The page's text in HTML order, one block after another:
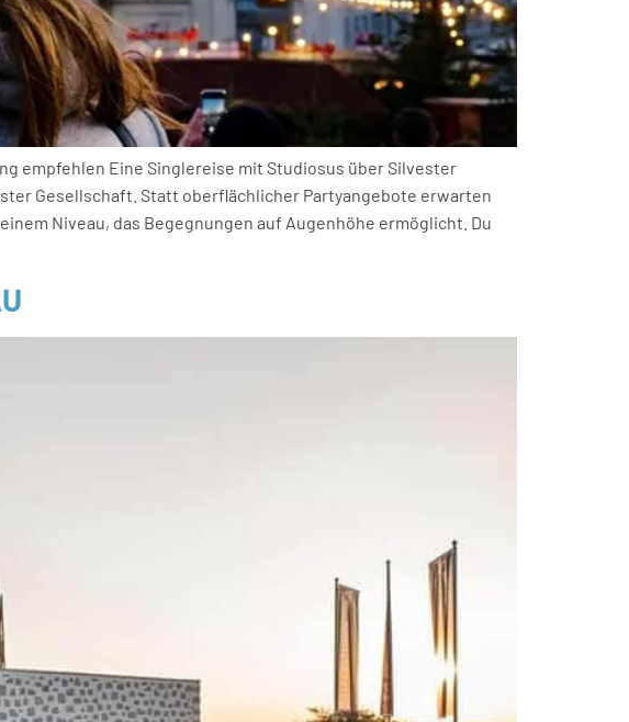
empfehlen Eine Singlereise mit Studiosus über Silvester
Gesellschaft. Statt oberflächlicher Partyangebote erwarten
Niveau, das Begegnungen auf Augenhöhe ermöglicht. Du